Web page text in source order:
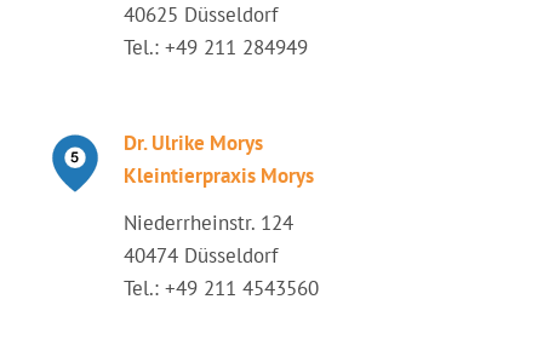
40625 Düsseldorf
Tel.: +49 211 284949
Dr. Ulrike Morys
Kleintierpraxis Morys
Niederrheinstr. 124
40474 Düsseldorf
Tel.: +49 211 4543560